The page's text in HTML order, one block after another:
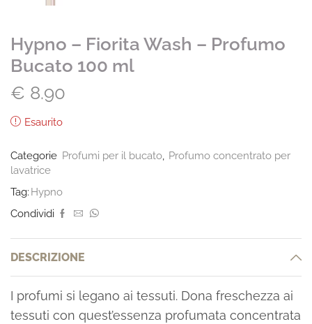
Hypno – Fiorita Wash – Profumo
Bucato 100 ml
€ 8.90
Esaurito
Categorie Profumi per il bucato Profumo concentrato per
lavatrice
Tag: Hypno
Condividi
DESCRIZIONE
I profumi si legano ai tessuti. Dona freschezza ai
tessuti con quest’essenza profumata concentrata